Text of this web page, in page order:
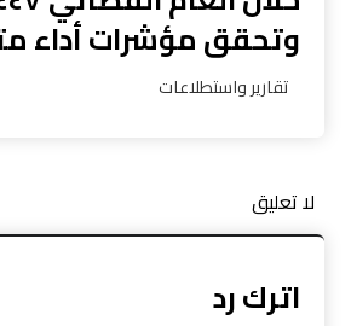
وتحقق مؤشرات أداء
تقارير واستطلاعات
لا تعليق
اترك رد